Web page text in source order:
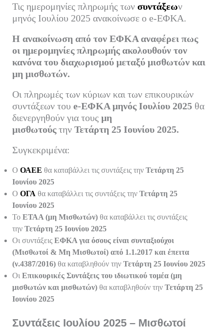
bo
ok
tte ail ed ρ
στ
εί
Τις ημερομηνίες πληρωμής των συντάξεων
μηνός Ιουλίου 2025 ανακοίνωσε ο e-ΕΦΚΑ.
Η ανακοίνωση από τον ΕΦΚΑ αναφέρει πως
οι ημερομηνίες πληρωμής ακολουθούν τον
κανόνα του διαχωρισμού μεταξύ μισθωτών και
μη μισθωτών.
Οι πληρωμές των κύριων και των επικουρικών
συντάξεων του e-ΕΦΚΑ μηνός Ιουλίου 2025θα
διενεργηθούν για τους μη
μισθωτούςτην Τετάρτη 25 Ιουνίου 2025.
Συγκεκριμένα:
Ο ΟΑΕΕ θα καταβάλλει τις συντάξεις την Τετάρτη 25
Ιουνίου 2025
Ο ΟΓΑ θα καταβάλλει τις συντάξεις την Τετάρτη 25
Ιουνίου 2025
Το ΕΤΑΑ (μη Μισθωτών)θα καταβάλλει τις συντάξεις
την Τετάρτη 25 Ιουνίου 2025
Οι συντάξεις ΕΦΚΑ για όσους είναι συνταξιούχοι
(Μισθωτοί & Μη Μισθωτοί) από 1.1.2017 και έπειτα
(ν.4387/2016) θα καταβληθούν την Τετάρτη 25 Ιουνίου 2025
Οι Επικουρικές Συντάξεις του ιδιωτικού τομέα (μη
μισθωτών και μισθωτών)θα καταβληθούν την Τετάρτη 25
Ιουνίου 2025
Συντάξεις Ιουλίου 2025 – Μισθωτοί